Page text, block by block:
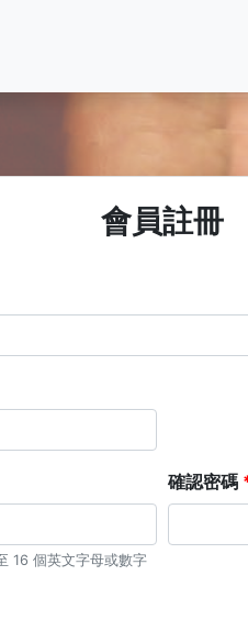
會員註冊
16 個英文字母或數字
確認密碼